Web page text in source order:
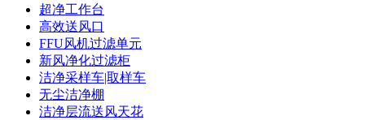
超净工作台
高效送风口
FFU风机过滤单元
新风净化过滤柜
洁净采样车|取样车
无尘洁净棚
洁净层流送风天花